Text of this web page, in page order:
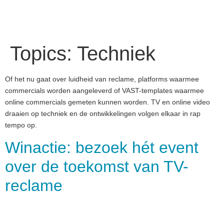
Topics: Techniek
Of het nu gaat over luidheid van reclame, platforms waarmee
commercials worden aangeleverd of VAST-templates waarmee
online commercials gemeten kunnen worden. TV en online video
draaien op techniek en de ontwikkelingen volgen elkaar in rap
tempo op.
Winactie: bezoek hét event
over de toekomst van TV-
reclame